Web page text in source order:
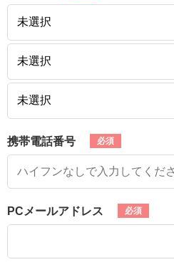
携帯電話番号
PCメールアドレス